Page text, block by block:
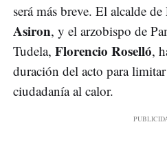
será más breve. El alcalde
Asiron, y el arzobispo de
Tudela, Florencio Roselló,
duración del acto para
ciudadanía al calor.